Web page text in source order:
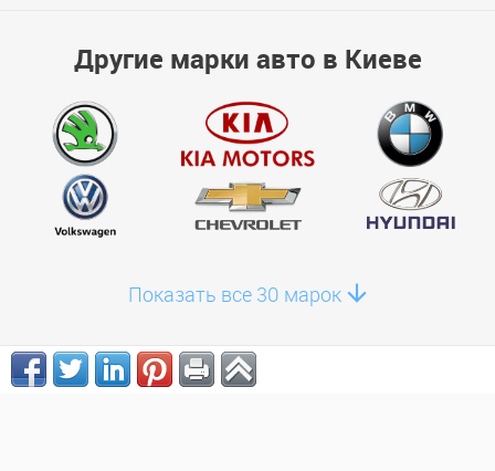
Другие марки авто в Киеве
Показать все 30 марок